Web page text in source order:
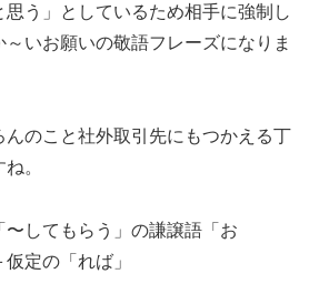
思う」としているため相手に強制し
いお願いの敬語フレーズになりま
んのこと社外取引先にもつかえる丁
。
〜してもらう」の謙譲語「お
定の「れば」